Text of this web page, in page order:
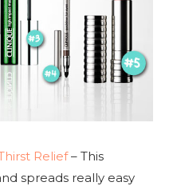
Relief– This
spreads really easy